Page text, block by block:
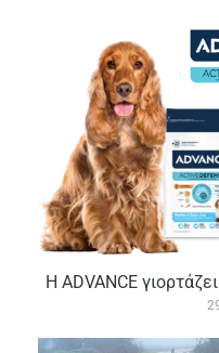
Η ADVANCE